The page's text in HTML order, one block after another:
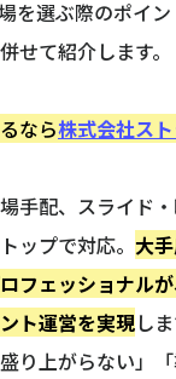
を選ぶ際のポイ
せて紹介します。
なら株式会社ス
手配、スライド
ップで対応。 大
フェッショナル
ト運営を実現しま
り上がらない」